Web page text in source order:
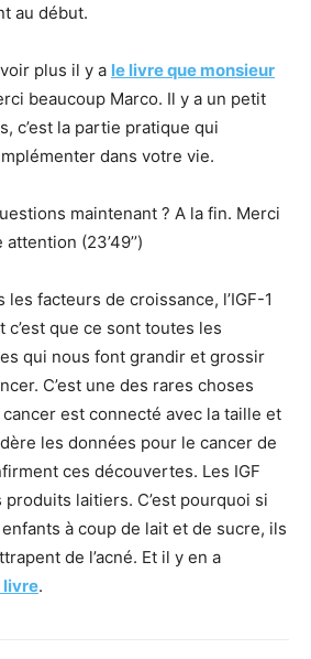
au début.
plus il y a le livre que monsieur
beaucoup Marco. Il y a un petit
c’est la partie pratique qui
dans votre vie.
maintenant ? A la fin. Merci
(23’49’’)
les facteurs de croissance, l’IGF-1
c’est que ce sont toutes les
qui nous font grandir et grossir
C’est une des rares choses
est connecté avec la taille et
les données pour le cancer de
ces découvertes. Les IGF
laitiers. C’est pourquoi si
à coup de lait et de sucre, ils
de l’acné. Et il y en a
livre.